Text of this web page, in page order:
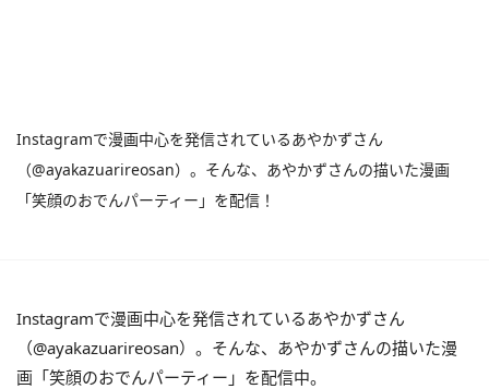
Instagramで漫画中心を発信されているあやかずさん
（@ayakazuarireosan）。そんな、あやかずさんの描いた漫画
「笑顔のおでんパーティー」を配信！
Instagramで漫画中心を発信されているあやかずさん
（@ayakazuarireosan）。そんな、あやかずさんの描いた漫
画「笑顔のおでんパーティー」を配信中。